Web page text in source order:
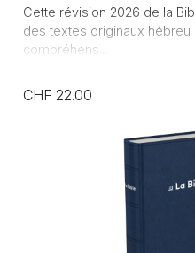
Cette révision 2026 de la
des textes originaux
compréhens...
CHF 22.00